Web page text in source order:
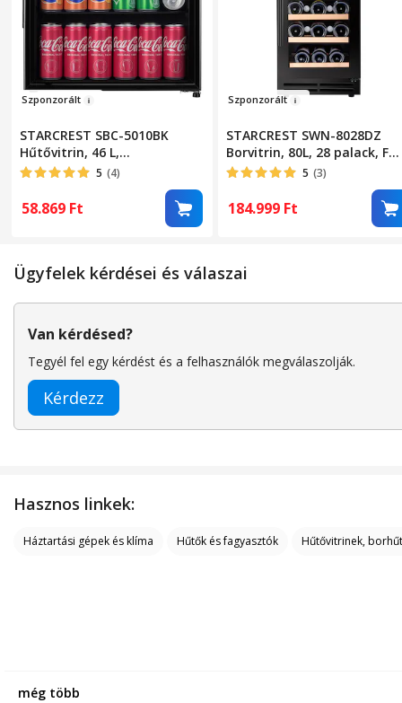
Szponzorált
STARCREST SBC-5010BK
Hűtővitrin, 46 L,
Hőmérsékletszabályozás,
Üvegajtó, Magasság 48, 8
cm, Fekete
5 (4)
58.869 Ft
Szponzorált
STARCREST SWN-8028DZ
Borvitrin, 80L, 28 palack, F
osztály, Bükkfa polcok,
Elektronikus vezérlés,
2 hűtőzóna, LED belső
világítás, Magasság 85,5
5 (3)
184.999 Ft
Ügyfelek kérdései és válaszai
Van kérdésed?
Tegyél fel egy kérdést és a felhasználók megválaszolják.
Kérdezz
Hasznos linkek:
Háztartási gépek és klíma Hűtők és fagyasztók Hűtővitrinek,
még több